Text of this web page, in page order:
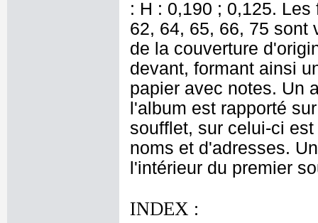
: H : 0,190 ; 0,125.
62, 64, 65, 66, 75 sont
de la couverture
devant, formant ainsi
papier avec notes. Un
l'album est rapporté
soufflet, sur celui-ci
noms et d'adresses.
l'intérieur du premier
INDEX :